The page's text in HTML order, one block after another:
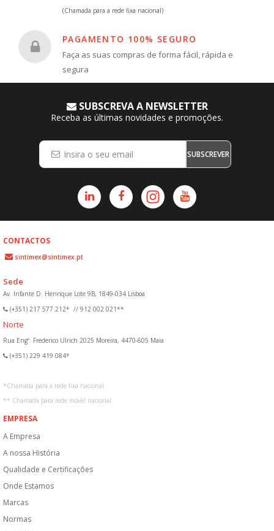
(Chamada para a rede fixa nacional)
PAGAMENTO 100% SEGURO
Faça as suas compras de forma fácil, rápida e
segura
SUBSCREVA A NEWSLETTER
Receba as últimas novidades e promoções.
SUBSCREVER
CONTACTOS
sintimex@sintimex.pt
Sede
Av. Infante D. Henrique Lote 9B, 1849-034 Lisboa
(+351) 217 577 212* // 912 002 021**
Norte
Rua Engº. Frederico Ulrich 2025 Moreira, 4470-605 Maia
(+351) 229 419 084*
*Chamada para a rede fixa nacional
** Chamada para rede móvel nacional
EMPRESA
A Empresa
A nossa História
Qualidade e Certificações
Onde Estamos
Marcas
Normas